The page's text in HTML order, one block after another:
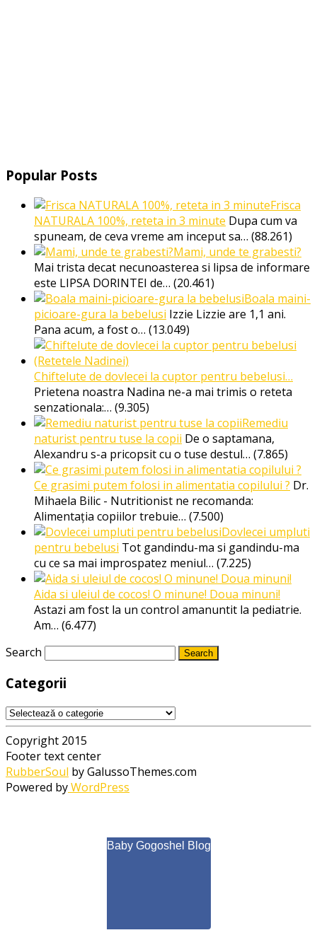
Popular Posts
Frisca
NATURALA 100%, reteta in 3 minute Dupa cum va
spuneam, de ceva vreme am inceput sa… (88.261)
Mami, unde te grabesti?
Mai trista decat necunoasterea si lipsa de informare
este LIPSA DORINTEI de… (20.461)
Boala maini-
picioare-gura la bebelusi Izzie Lizzie are 1,1 ani.
Pana acum, a fost o… (13.049)
Chiftelute de dovlecei la cuptor pentru bebelusi…
Prietena noastra Nadina ne-a mai trimis o reteta
senzationala:… (9.305)
Remediu
naturist pentru tuse la copii De o saptamana,
Alexandru s-a pricopsit cu o tuse destul… (7.865)
Ce grasimi putem folosi in alimentatia copilului ? Dr.
Mihaela Bilic - Nutritionist ne recomanda:
Alimentația copiilor trebuie… (7.500)
Dovlecei umpluti
pentru bebelusi Tot gandindu-ma si gandindu-ma
cu ce sa mai improspatez meniul… (7.225)
Aida si uleiul de cocos! O minune! Doua minuni!
Astazi am fost la un control amanuntit la pediatrie.
Am… (6.477)
Search
Categorii
Categorii
Copyright 2015
Footer text center
RubberSoul by GalussoThemes.com
Powered byWordPress
Baby Gogoshel Blog